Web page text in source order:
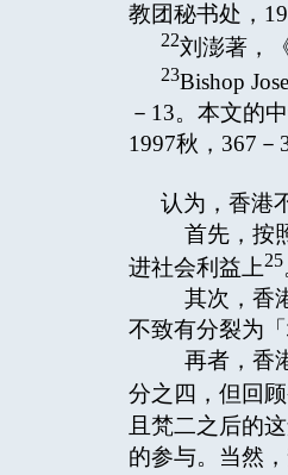
教团秘书处，
22刘澎著，
23Bishop
－13。本文的
1997秋，367－
认为，香港
首先，按
进社会利益上25
其次，香
不致有分裂为
再者，香
分之四，但回
且梵二之后的
的参与。当然